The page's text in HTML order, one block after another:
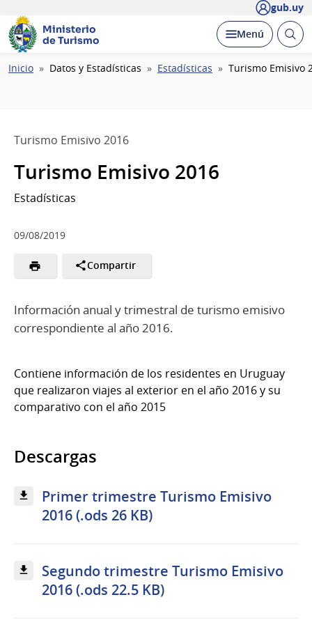
gub.uy
Ministerio
de Turismo
Desplegar
Menú Abrir
Ruta
Inicio Datos y Estadísticas Estadísticas Turismo Emisivo
Turismo Emisivo 2016
Turismo Emisivo 2016
Estadísticas
09/08/2019
Compartir
Información anual y trimestral de turismo emisivo
correspondiente al año 2016.
Contiene información de los residentes en Uruguay
que realizaron viajes al exterior en el año 2016 y su
comparativo con el año 2015
Descargas
Primer trimestre Turismo Emisivo
2016 (.ods 26 KB)
Segundo trimestre Turismo Emisivo
2016 (.ods 22.5 KB)